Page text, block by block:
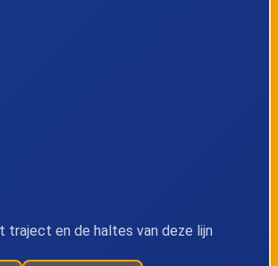
traject en de haltes van deze lijn